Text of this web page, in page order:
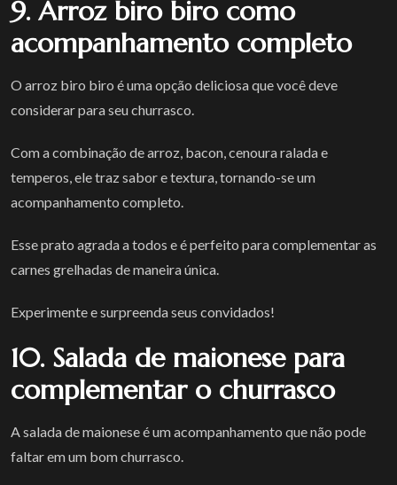
9. Arroz biro biro como
acompanhamento completo
O arroz biro biro é uma opção deliciosa que você deve
considerar para seu churrasco.
Com a combinação de arroz, bacon, cenoura ralada e
temperos, ele traz sabor e textura, tornando-se um
acompanhamento completo.
Esse prato agrada a todos e é perfeito para complementar as
carnes grelhadas de maneira única.
Experimente e surpreenda seus convidados!
10. Salada de maionese para
complementar o churrasco
A salada de maionese é um acompanhamento que não pode
faltar em um bom churrasco.